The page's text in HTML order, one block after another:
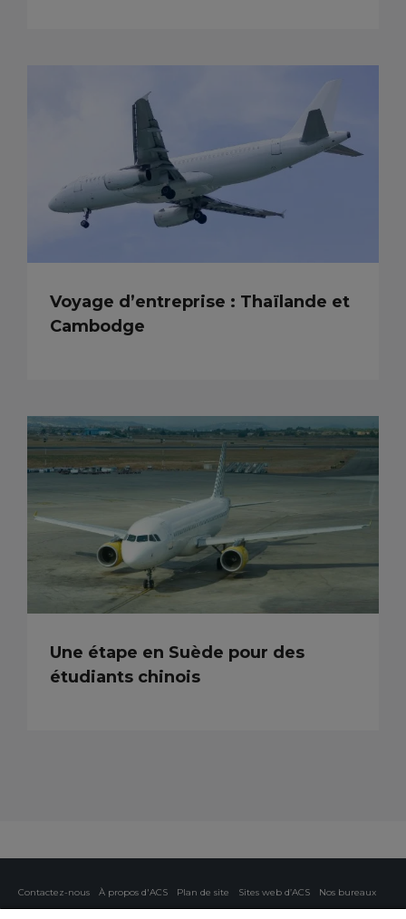
Voyage d’entreprise : Thaïlande et
Cambodge
Une étape en Suède pour des
étudiants chinois
Contactez-nous À propos d'ACS Plan de site Sites web d’ACS
Nos bureaux